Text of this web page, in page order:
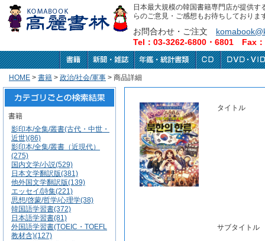
日本最大規模の韓国書籍専門店が提供
らのご意見・ご感想もお待ちしておりま
お問合わせ・ご注文
Tel：03-3262-6800・6801 Fax
HOME > 書籍 > 政治/社会/軍事 > 商品詳細
書籍
影印本/全集/叢書(古代・中世・
近世)(86)
影印本/全集/叢書（近現代）
(275)
国内文学/小説(529)
日本文学翻訳版(381)
他外国文学翻訳版(139)
エッセイ/詩集(221)
思想/啓蒙/哲学/心理学(38)
韓国語学習書(372)
日本語学習書(81)
外国語学習書(TOEIC・TOEFL
教材含)(127)
タイトル
サブタイトル